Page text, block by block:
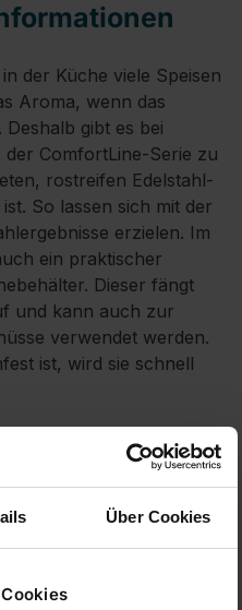
Über Cookies
der Küche viele Speisen
Aroma, wenn das
gibt es bei
der ComfortLine-Serie zu
rostreifen Edelstahl-
So lassen sich mit der
erzielen. Im
ein praktischer
Dieser fängt
und kann auch zur
verwendet werden.
ist, wird sie schnell
der extra gehärteten,
aus der